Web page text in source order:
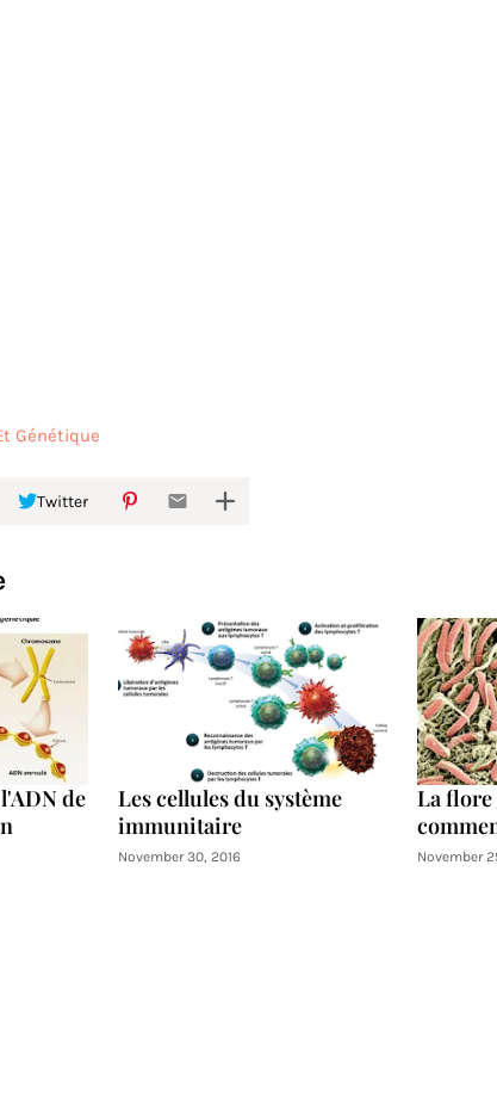
Génétique
Twitter
de
Les cellules du système
immunitaire
November 30, 2016
La
November